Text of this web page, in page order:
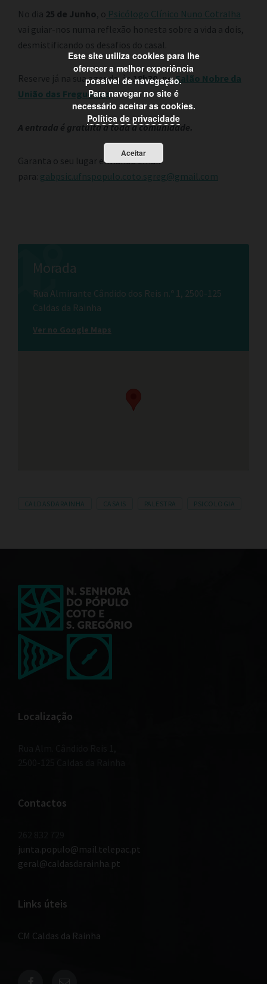
No dia 25 de Junho , o Psicólogo Clínico Nuno Cotralha
vai guiar-nos numa reflexão honesta sobre a vida a dois,
desmistificando os desafios do casal.
Reserve já na sua agenda, às 18h30, noSalão Nobre da
União das Freguesias.
A entrada é gratuita a toda a comunidade.
Garanta o seu lugar enviando email
para: gabpsic.ufnspopulo.coto.sgreg@gmail.com
Morada
Rua Almirante Cândido dos Reis n.º 1, 2500-125
Caldas da Rainha
Ver no Google Maps
CALDASDARAINHA CASAIS PALESTRA PSICOLOGIA
Localização
Contactos
junta.populo@mail.telepac.pt
geral@caldasdarainha.pt
Links úteis
CM Caldas da Rainha
Este site utiliza cookies para lhe
oferecer a melhor experiência
possível de navegação.
Para navegar no site é
necessário aceitar as cookies.
Política de privacidade
Aceitar